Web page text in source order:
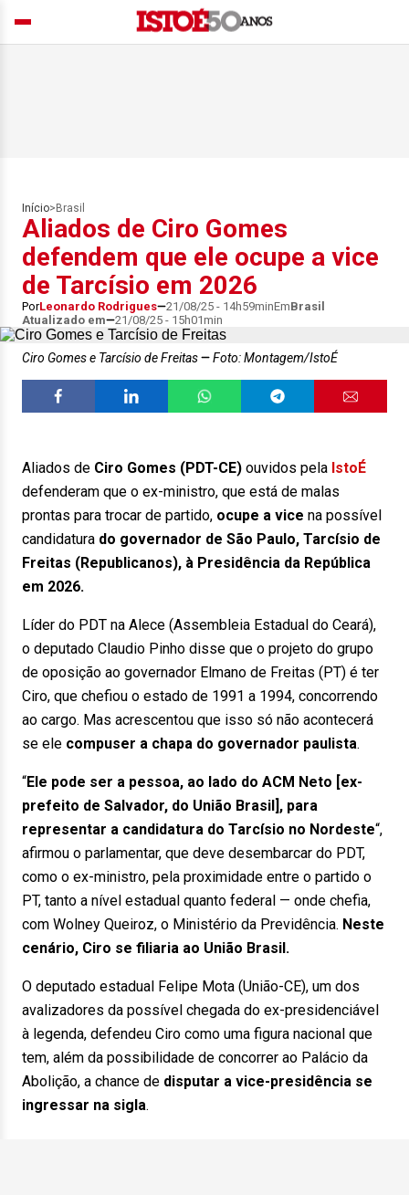
Início> Brasil
Aliados de Ciro Gomes
defendem que ele ocupe a vice
de Tarcísio em 2026
PorLeonardo Rodrigues 21/08/25 - 14h59minEmBrasil
Atualizado em
21/08/25 - 15h01min
Ciro Gomes e Tarcísio de Freitas Foto: Montagem/IstoÉ
Aliados de Ciro Gomes (PDT-CE) ouvidos pela IstoÉ
defenderam que o ex-ministro, que está de malas
prontas para trocar de partido, ocupe a vice na possível
candidatura do governador de São Paulo, Tarcísio de
Freitas (Republicanos), à Presidência da República
em 2026.
Líder do PDT na Alece (Assembleia Estadual do Ceará),
o deputado Claudio Pinho disse que o projeto do grupo
de oposição ao governador Elmano de Freitas (PT) é ter
Ciro, que chefiou o estado de 1991 a 1994, concorrendo
ao cargo. Mas acrescentou que isso só não acontecerá
se ele compuser a chapa do governador paulista.
“Ele pode ser a pessoa, ao lado do ACM Neto [ex-
prefeito de Salvador, do União Brasil], para
representar a candidatura do Tarcísio no Nordeste“,
afirmou o parlamentar, que deve desembarcar do PDT,
como o ex-ministro, pela proximidade entre o partido o
PT, tanto a nível estadual quanto federal — onde chefia,
com Wolney Queiroz, o Ministério da Previdência. Neste
cenário, Ciro se filiaria ao União Brasil.
O deputado estadual Felipe Mota (União-CE), um dos
avalizadores da possível chegada do ex-presidenciável
à legenda, defendeu Ciro como uma figura nacional que
tem, além da possibilidade de concorrer ao Palácio da
Abolição, a chance de disputar a vice-presidência se
ingressar na sigla.